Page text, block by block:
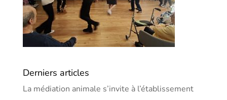
Derniers articles
La médiation animale s’invite à l’établissement